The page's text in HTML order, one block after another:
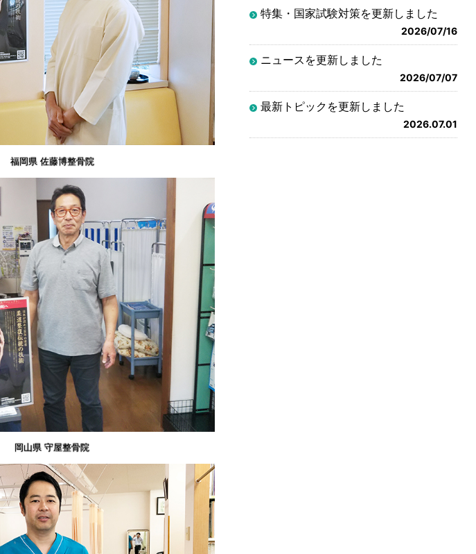
福岡県 佐藤博整骨院
岡山県 守屋整骨院
特集・国家試験対策を更新しました
2026/07/16
ニュースを更新しました
2026/07/07
最新トピックを更新しました
2026.07.01